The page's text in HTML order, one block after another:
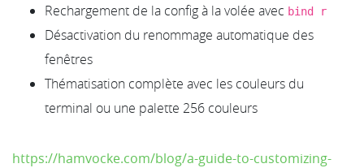
Rechargement de la config à la volée avec bind r
Désactivation du renommage automatique des
fenêtres
Thématisation complète avec les couleurs du
terminal ou une palette 256 couleurs
https://hamvocke.com/blog/a-guide-to-customizing-